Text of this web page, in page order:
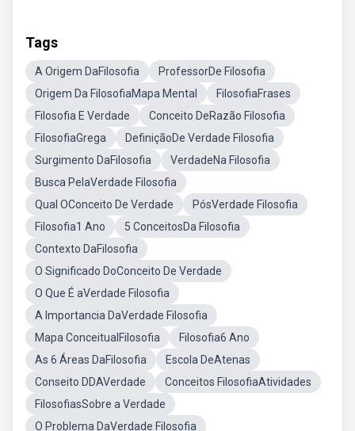
Tags
A Origem DaFilosofia
ProfessorDe Filosofia
Origem Da FilosofiaMapa Mental
FilosofiaFrases
Filosofia E Verdade
Conceito DeRazão Filosofia
FilosofiaGrega
DefiniçãoDe Verdade Filosofia
Surgimento DaFilosofia
VerdadeNa Filosofia
Busca PelaVerdade Filosofia
Qual OConceito De Verdade
PósVerdade Filosofia
Filosofia1 Ano
5 ConceitosDa Filosofia
Contexto DaFilosofia
O Significado DoConceito De Verdade
O Que É aVerdade Filosofia
A Importancia DaVerdade Filosofia
Mapa ConceitualFilosofia
Filosofia6 Ano
As 6 Áreas DaFilosofia
Escola DeAtenas
Conseito DDAVerdade
Conceitos FilosofiaAtividades
FilosofiasSobre a Verdade
O Problema DaVerdade Filosofia